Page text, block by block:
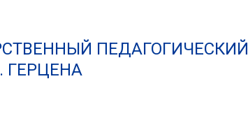
ПЕДАГОГИЧЕСКИЙ
ГЕРЦЕНА